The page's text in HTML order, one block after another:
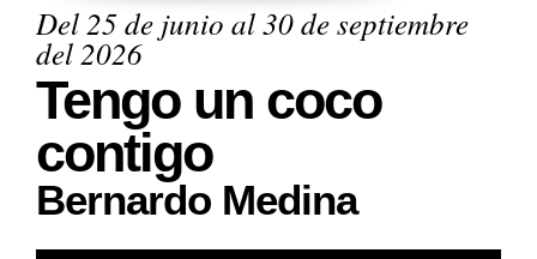
Del 25 de junio al 30 de septiembre
del 2026
Tengo un coco
contigo
Bernardo Medina